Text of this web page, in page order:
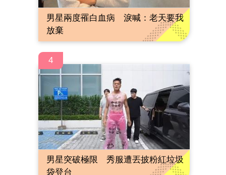
男星兩度罹白血病 淚喊：老天要我
放棄
4
男星突破極限 秀服遭丟披粉紅垃圾
袋登台